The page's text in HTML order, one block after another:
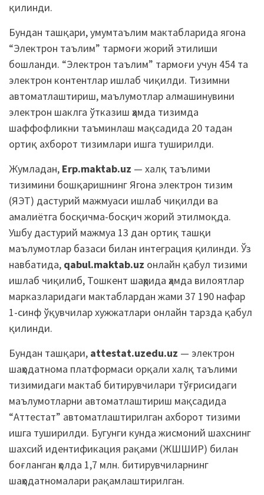
қилинди.
Бундан ташқари, умумтаълим мактабларида ягона
“Электрон таълим” тармоғи жорий этилиши
бошланди. “Электрон таълим” тармоғи учун 454 та
электрон контентлар ишлаб чиқилди. Тизимни
автоматлаштириш, маълумотлар алмашинувини
электрон шаклга ўтказиш ҳамда тизимда
шаффофликни таъминлаш мақсадида 20 тадан
ортиқ ахборот тизимлари ишга туширилди.
Жумладан, Erp.maktab.uz — халқ таълими
тизимини бошқаришнинг Ягона электрон тизим
(ЯЭТ) дастурий мажмуаси ишлаб чиқилди ва
амалиётга босқичма-босқич жорий этилмоқда.
Ушбу дастурий мажмуа 13 дан ортиқ ташқи
маълумотлар базаси билан интеграция қилинди. Ўз
навбатида, qabul.maktab.uz онлайн қабул тизими
ишлаб чиқилиб, Тошкент шаҳрида ҳамда вилоятлар
марказларидаги мактаблардан жами 37 190 нафар
1-синф ўқувчилар хужжатлари онлайн тарзда қабул
қилинди.
Бундан ташқари, attestat.uzedu.uz — электрон
шаҳодатнома платформаси орқали халқ таълими
тизимидаги мактаб битирувчилари тўғрисидаги
маълумотларни автоматлаштириш мақсадида
“Аттестат” автоматлаштирилган ахборот тизими
ишга туширилди. Бугунги кунда жисмоний шахснинг
шахсий идентификация рақами (ЖШШИР) билан
боғланган ҳолда 1,7 млн. битирувчиларнинг
шаҳодатномалари рақамлаштирилган.